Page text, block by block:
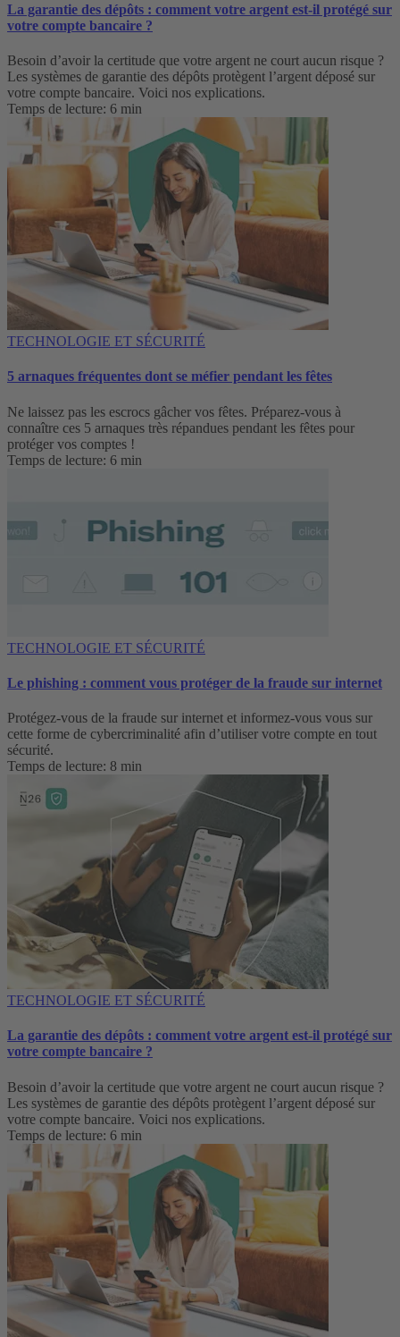
La garantie des dépôts : comment votre argent est-il protégé sur
votre compte bancaire ?
Besoin d’avoir la certitude que votre argent ne court aucun risque ?
Les systèmes de garantie des dépôts protègent l’argent déposé sur
votre compte bancaire. Voici nos explications.
Temps de lecture: 6 min
TECHNOLOGIE ET SÉCURITÉ
5 arnaques fréquentes dont se méfier pendant les fêtes
Ne laissez pas les escrocs gâcher vos fêtes. Préparez-vous à
connaître ces 5 arnaques très répandues pendant les fêtes pour
protéger vos comptes !
Temps de lecture: 6 min
TECHNOLOGIE ET SÉCURITÉ
Le phishing : comment vous protéger de la fraude sur internet
Protégez-vous de la fraude sur internet et informez-vous vous sur
cette forme de cybercriminalité afin d’utiliser votre compte en tout
sécurité.
Temps de lecture: 8 min
TECHNOLOGIE ET SÉCURITÉ
La garantie des dépôts : comment votre argent est-il protégé sur
votre compte bancaire ?
Besoin d’avoir la certitude que votre argent ne court aucun risque ?
Les systèmes de garantie des dépôts protègent l’argent déposé sur
votre compte bancaire. Voici nos explications.
Temps de lecture: 6 min